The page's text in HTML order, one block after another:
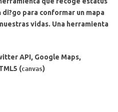
para conformar un mapa
vidas. Una herramienta
API, Google Maps,
(canvas)